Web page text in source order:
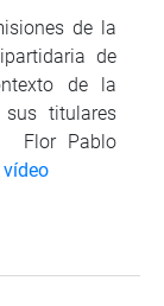
de la
de
de la
sus titulares
Flor Pablo
vídeo